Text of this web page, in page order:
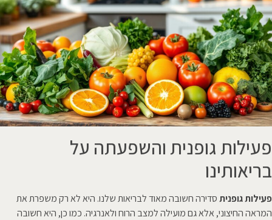
פעילות גופנית והשפעתה על
בריאותינו
פעילות גופניתסדירה חשובה מאוד לבריאות שלנו. היא לא רק משפרת את
המראה החיצוני, אלא גם מועילה למצב הרוח ולאנרגיה. כמו כן, היא חשובה